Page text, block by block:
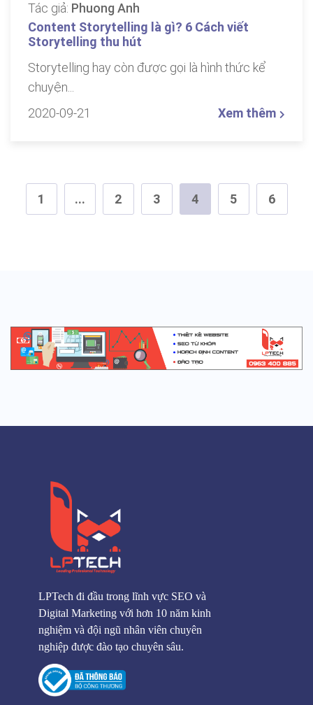
Tác giả: Phuong Anh
Content Storytelling là gì? 6 Cách viết
Storytelling thu hút
Storytelling hay còn được gọi là hình thức kể
chuyện...
2020-09-21
Xem thêm
1 ... 2 3 4 5 6
LPTech đi đầu trong lĩnh vực SEO và
Digital Marketing với hơn 10 năm kinh
nghiệm và đội ngũ nhân viên chuyên
nghiệp được đào tạo chuyên sâu.